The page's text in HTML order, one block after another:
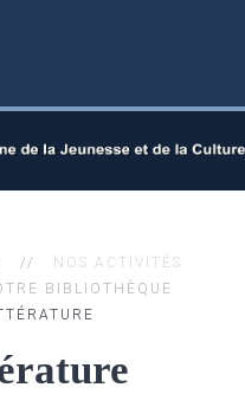
NOS ACTIVITÉS
BIBLIOTHÈQUE